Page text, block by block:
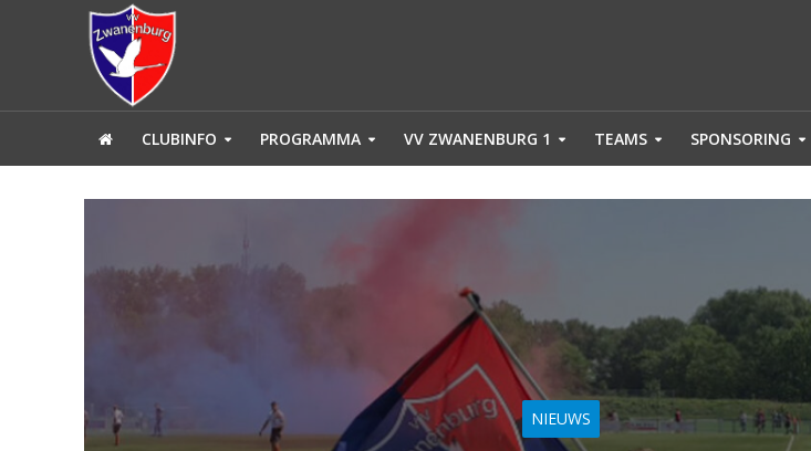
CLUBINFO PROGRAMMA VV ZWANENBURG 1 TEAMS SPONSORING
NIEUWS